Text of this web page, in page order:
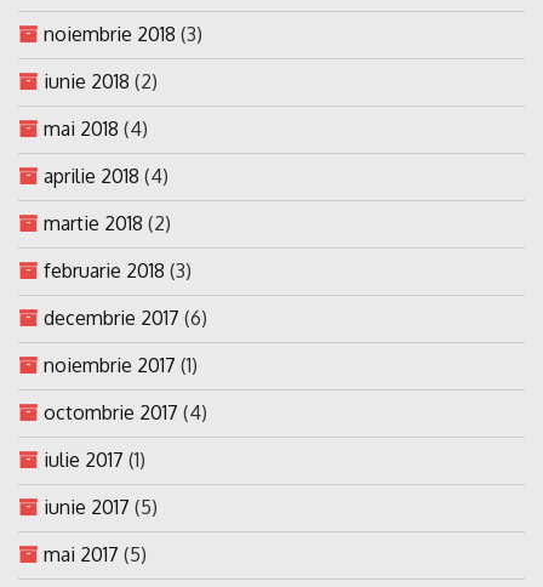
noiembrie 2018 (3)
iunie 2018 (2)
mai 2018 (4)
aprilie 2018 (4)
martie 2018 (2)
februarie 2018 (3)
decembrie 2017 (6)
noiembrie 2017 (1)
octombrie 2017 (4)
iulie 2017 (1)
iunie 2017 (5)
mai 2017 (5)